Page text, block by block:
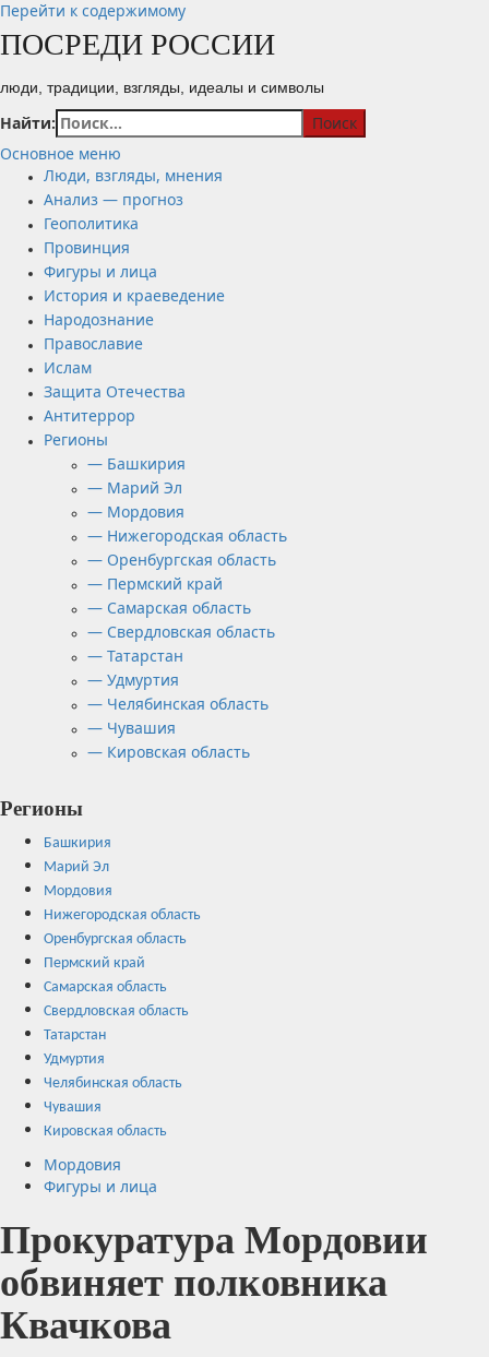
Перейти к содержимому
ПОСРЕДИ РОССИИ
люди, традиции, взгляды, идеалы и символы
Найти:
Основное меню
Люди, взгляды, мнения
Анализ — прогноз
Геополитика
Провинция
Фигуры и лица
История и краеведение
Народознание
Православие
Ислам
Защита Отечества
Антитеррор
Регионы
— Башкирия
— Марий Эл
— Мордовия
— Нижегородская область
— Оренбургская область
— Пермский край
— Самарская область
— Свердловская область
— Татарстан
— Удмуртия
— Челябинская область
— Чувашия
— Кировская область
Регионы
Башкирия
Марий Эл
Мордовия
Нижегородская область
Оренбургская область
Пермский край
Самарская область
Свердловская область
Татарстан
Удмуртия
Челябинская область
Чувашия
Кировская область
Мордовия
Фигуры и лица
Прокуратура Мордовии
обвиняет полковника
Квачкова